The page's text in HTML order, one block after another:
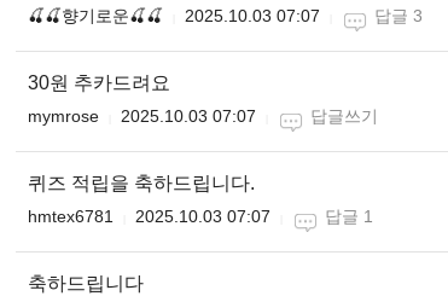
🍒🍒향기로운🍒🍒 2025.10.03 07:07 답글 3
30원 추카드려요
mymrose 2025.10.03 07:07 답글쓰기
퀴즈 적립을 축하드립니다.
hmtex6781 2025.10.03 07:07 답글 1
축하드립니다